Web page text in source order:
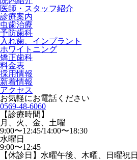
医師・スタッフ紹介
診療案内
虫歯治療
予防歯科
入れ歯、インプラント
ホワイトニング
矯正歯科
料金表
採用情報
新着情報
アクセス
お気軽にお電話ください
0569-48-6060
【診療時間】
月、火、金、土曜
9:00〜12:45/14:00〜18:30
水曜日
9:00〜12:45
【休診日】水曜午後、木曜、日曜祝日